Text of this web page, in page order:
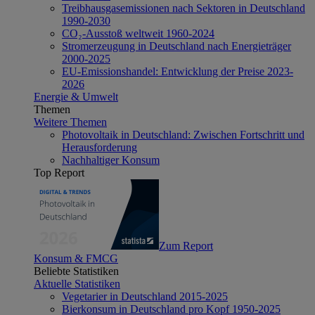
Treibhausgasemissionen nach Sektoren in Deutschland
1990-2030
CO₂-Ausstoß weltweit 1960-2024
Stromerzeugung in Deutschland nach Energieträger
2000-2025
EU-Emissionshandel: Entwicklung der Preise 2023-
2026
Energie & Umwelt
Themen
Weitere Themen
Photovoltaik in Deutschland: Zwischen Fortschritt und
Herausforderung
Nachhaltiger Konsum
Top Report
Zum Report
Konsum & FMCG
Beliebte Statistiken
Aktuelle Statistiken
Vegetarier in Deutschland 2015-2025
Bierkonsum in Deutschland pro Kopf 1950-2025